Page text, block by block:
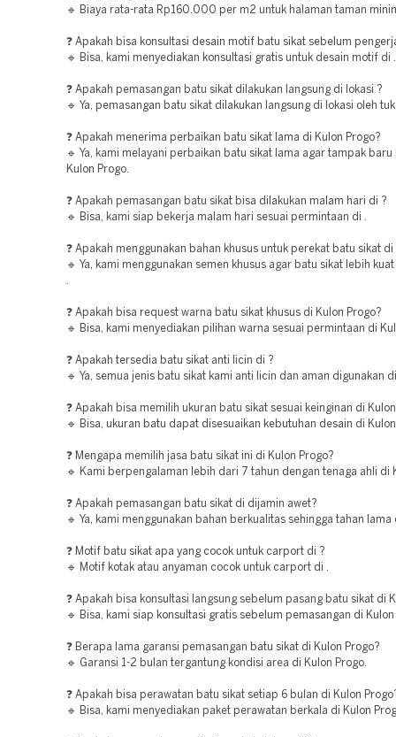
🔹 Biaya rata-rata Rp160.000 per m2 untuk halaman taman
❓ Apakah bisa konsultasi desain motif batu sikat sebelum
🔹 Bisa, kami menyediakan konsultasi gratis untuk desain motif di .
❓ Apakah pemasangan batu sikat dilakukan langsung di lokasi ?
🔹 Ya, pemasangan batu sikat dilakukan langsung di lokasi oleh
❓ Apakah menerima perbaikan batu sikat lama di Kulon Progo?
🔹 Ya, kami melayani perbaikan batu sikat lama agar tampak
Kulon Progo.
❓ Apakah pemasangan batu sikat bisa dilakukan malam hari di ?
🔹 Bisa, kami siap bekerja malam hari sesuai permintaan di .
❓ Apakah menggunakan bahan khusus untuk perekat batu sikat di
🔹 Ya, kami menggunakan semen khusus agar batu sikat lebih
❓ Apakah bisa request warna batu sikat khusus di Kulon Progo?
🔹 Bisa, kami menyediakan pilihan warna sesuai permintaan di
❓ Apakah tersedia batu sikat anti licin di ?
🔹 Ya, semua jenis batu sikat kami anti licin dan aman digunakan
❓ Apakah bisa memilih ukuran batu sikat sesuai keinginan di
🔹 Bisa, ukuran batu dapat disesuaikan kebutuhan desain di
❓ Mengapa memilih jasa batu sikat ini di Kulon Progo?
🔹 Kami berpengalaman lebih dari 7 tahun dengan tenaga ahli di
❓ Apakah pemasangan batu sikat di dijamin awet?
🔹 Ya, kami menggunakan bahan berkualitas sehingga tahan lama
❓ Motif batu sikat apa yang cocok untuk carport di ?
🔹 Motif kotak atau anyaman cocok untuk carport di .
❓ Apakah bisa konsultasi langsung sebelum pasang batu sikat di
🔹 Bisa, kami siap konsultasi gratis sebelum pemasangan di Kulon
❓ Berapa lama garansi pemasangan batu sikat di Kulon Progo?
🔹 Garansi 1-2 bulan tergantung kondisi area di Kulon Progo.
❓ Apakah bisa perawatan batu sikat setiap 6 bulan di Kulon
🔹 Bisa, kami menyediakan paket perawatan berkala di Kulon